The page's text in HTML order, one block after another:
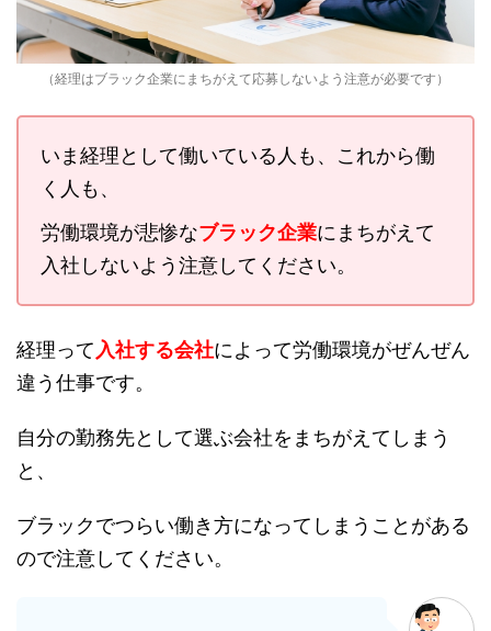
（経理はブラック企業にまちがえて応募しないよう注意が必要です）
いま経理として働いている人も、これから働
く人も、
労働環境が悲惨なブラック企業にまちがえて
入社しないよう注意してください。
経理って 入社する会社によって労働環境がぜんぜん
違う仕事です。
自分の勤務先として選ぶ会社をまちがえてしまう
と、
ブラックでつらい働き方になってしまうことがある
ので注意してください。